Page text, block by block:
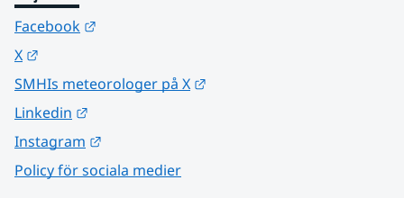
Facebook
X
SMHIs meteorologer på X
Linkedin
Instagram
Policy för sociala medier